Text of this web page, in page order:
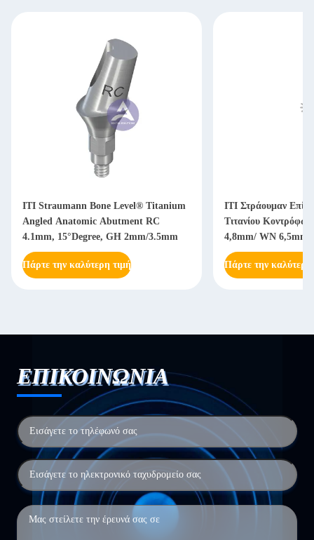
ΙΤΙ Straumann Bone Level® Titanium
Angled Anatomic Abutment RC
4.1mm, 15°Degree, GH 2mm/3.5mm
Πάρτε την καλύτερη τιμή
ΙΤΙ Στράουμαν
Τιτανίου
4,8mm/ WN 6,5mm
Πάρτε την καλύτερη
ΕΠΙΚΟΙΝΩΝΙΑ